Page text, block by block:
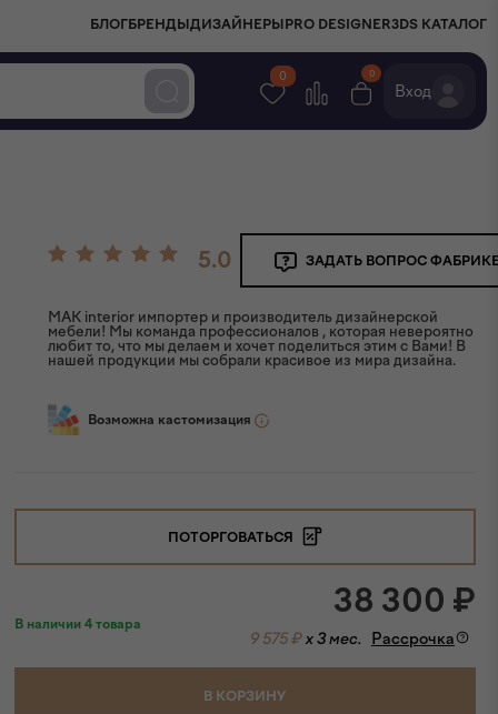
БЛОГ БРЕНДЫ ДИЗАЙНЕРЫ PRO DESIGNER3DS КАТАЛОГ
0 0
Вход
5.0 ЗАДАТЬ ВОПРОС
MAK interior импортер и производитель дизайнерской
мебели! Мы команда профессионалов , которая невероятно
любит то, что мы делаем и хочет поделиться этим с Вами! В
нашей продукции мы собрали красивое из мира дизайна.
Возможна кастомизация
ПОТОРГОВАТЬСЯ
В наличии 4 товара
38 300 ₽
9 575 ₽x 3 мес. Рассрочка
В КОРЗИНУ